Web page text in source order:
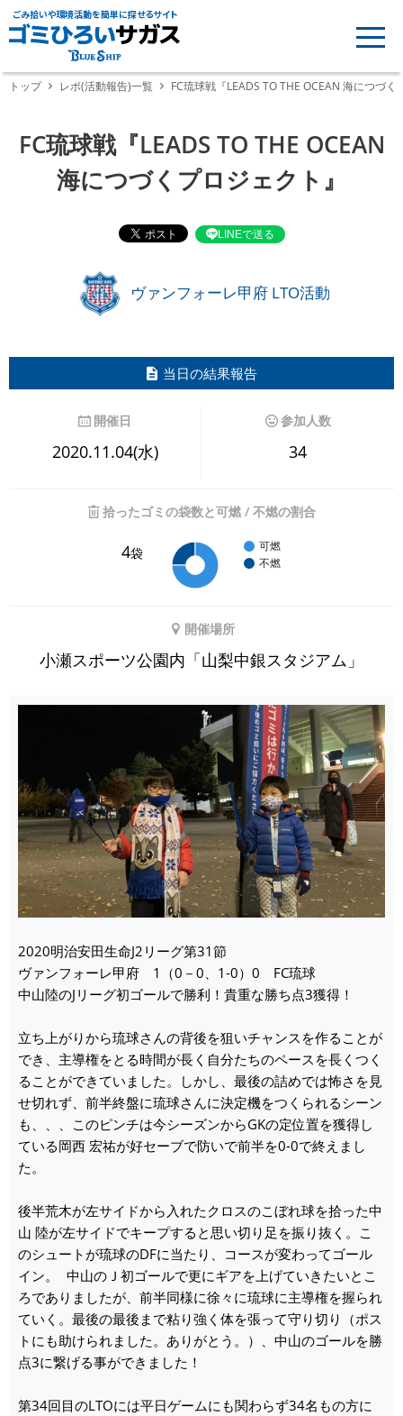
ごみ拾いや環境活動を簡単に探せるサイト
トップ レポ(活動報告)一覧 FC琉球戦『LEADS TO THE OCEAN 海につづく
FC琉球戦『LEADS TO THE OCEAN
海につづくプロジェクト』
LINEで送る
ヴァンフォーレ甲府 LTO活動
当日の結果報告
開催日
2020.11.04(水)
参加人数
34
拾ったゴミの袋数と可燃 / 不燃の割合
4袋
可燃
不燃
開催場所
小瀬スポーツ公園内「山梨中銀スタジアム」
2020明治安田生命J2リーグ第31節
ヴァンフォーレ甲府 1（0－0、1-0）0 FC琉球
中山陸のJリーグ初ゴールで勝利！貴重な勝ち点3獲得！
立ち上がりから琉球さんの背後を狙いチャンスを作ることが
でき、主導権をとる時間が長く自分たちのペースを長くつく
ることができていました。しかし、最後の詰めでは怖さを見
せ切れず、前半終盤に琉球さんに決定機をつくられるシーン
も、、、このピンチは今シーズンからGKの定位置を獲得し
ている岡西 宏祐が好セーブで防いで前半を0-0で終えまし
た。
後半荒木が左サイドから入れたクロスのこぼれ球を拾った中
山 陸が左サイドでキープすると思い切り足を振り抜く。こ
のシュートが琉球のDFに当たり、コースが変わってゴール
イン。 中山のＪ初ゴールで更にギアを上げていきたいとこ
ろでありましたが、前半同様に徐々に琉球に主導権を握られ
ていく。最後の最後まで粘り強く体を張って守り切り（ポス
トにも助けられました。ありがとう。）、中山のゴールを勝
点3に繋げる事ができました！
第34回目のLTOには平日ゲームにも関わらず34名もの方に